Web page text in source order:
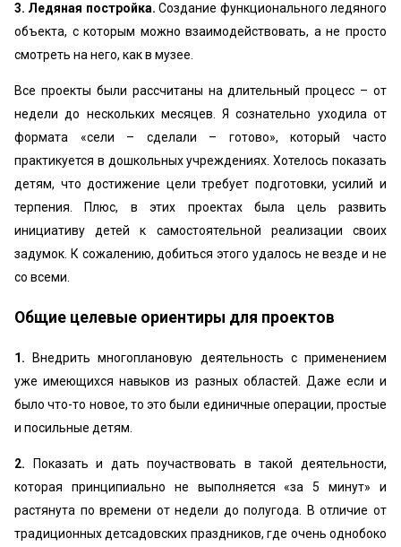
3. Ледяная постройка.Создание функционального ледяного
объекта, с которым можно взаимодействовать, а не просто
смотреть на него, как в музее.
Все проекты были рассчитаны на длительный процесс – от
недели до нескольких месяцев. Я сознательно уходила от
формата «сели – сделали – готово», который часто
практикуется в дошкольных учреждениях. Хотелось показать
детям, что достижение цели требует подготовки, усилий и
терпения. Плюс, в этих проектах была цель развить
инициативу детей к самостоятельной реализации своих
задумок. К сожалению, добиться этого удалось не везде и не
со всеми.
Общие целевые ориентиры для проектов
1.
Внедрить многоплановую деятельность с применением
уже имеющихся навыков из разных областей. Даже если и
было что-то новое, то это были единичные операции, простые
и посильные детям.
2.
Показать и дать поучаствовать в такой деятельности,
которая принципиально не выполняется «за 5 минут» и
растянута по времени от недели до полугода. В отличие от
традиционных детсадовских праздников, где очень однобоко